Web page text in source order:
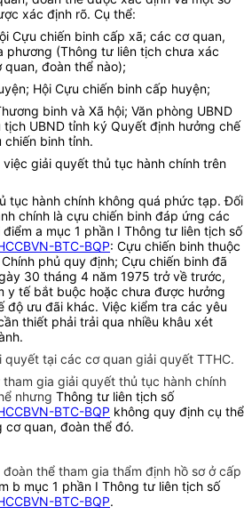
xác định rõ. Cụ thể:
Cựu chiến binh cấp xã; các cơ quan,
phương (Thông tư liên tịch chưa xác
đoàn thể nào);
Hội Cựu chiến binh cấp huyện;
binh và Xã hội; Văn phòng UBND
UBND tỉnh ký Quyết định hưởng chế
chiến binh tỉnh.
giải quyết thủ tục hành chính trên
tục hành chính không quá phức tạp. Đối
chính là cựu chiến binh đáp ứng các
a mục 1 phần I Thông tư liên tịch số
BTC-BQP: Cựu chiến binh thuộc
phủ quy định; Cựu chiến binh đã
30 tháng 4 năm 1975 trở về trước,
y tế bắt buộc hoặc chưa được hưởng
độ ưu đãi khác. Việc kiểm tra các yêu
thiết phải trải qua nhiều khâu xét
quyết tại các cơ quan giải quyết TTHC.
gia giải quyết thủ tục hành chính
nhưng Thông tư liên tịch số
BTC-BQP không quy định cụ thể
quan, đoàn thể đó.
thể tham gia thẩm định hồ sơ ở cấp
b mục 1 phần I Thông tư liên tịch số
BTC-BQP.